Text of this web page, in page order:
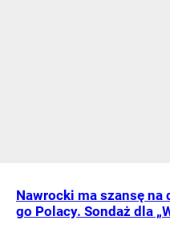
Nawrocki ma szansę na
go Polacy. Sondaż dla